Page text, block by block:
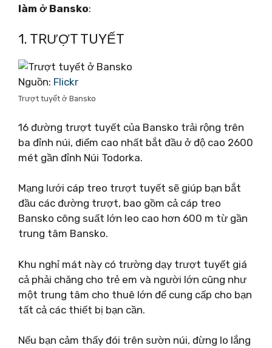
làm ở Bansko:
1. TRƯỢT TUYẾT
Nguồn: Flickr
Trượt tuyết ở Bansko
16 đường trượt tuyết của Bansko trải rộng trên
ba đỉnh núi, điểm cao nhất bắt đầu ở độ cao 2600
mét gần đỉnh Núi Todorka.
Mạng lưới cáp treo trượt tuyết sẽ giúp bạn bắt
đầu các đường trượt, bao gồm cả cáp treo
Bansko công suất lớn leo cao hơn 600 m từ gần
trung tâm Bansko.
Khu nghỉ mát này có trường dạy trượt tuyết giá
cả phải chăng cho trẻ em và người lớn cũng như
một trung tâm cho thuê lớn để cung cấp cho bạn
tất cả các thiết bị bạn cần.
Nếu bạn cảm thấy đói trên sườn núi, đừng lo lắng